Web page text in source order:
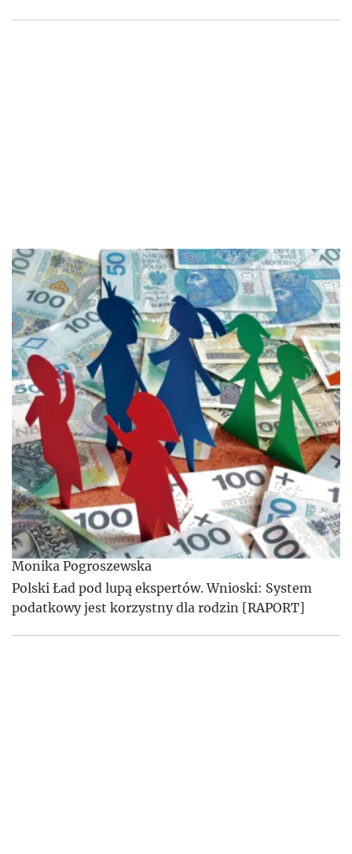
Monika Pogroszewska
Polski Ład pod lupą ekspertów. Wnioski: System
podatkowy jest korzystny dla rodzin [RAPORT]